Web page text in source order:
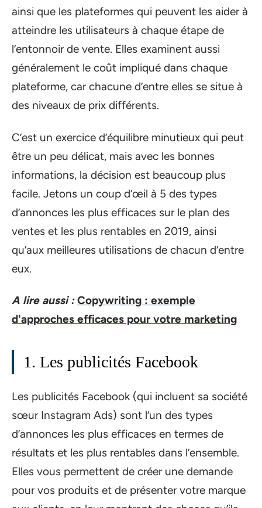
ainsi que les plateformes qui peuvent les aider à
atteindre les utilisateurs à chaque étape de
l’entonnoir de vente. Elles examinent aussi
généralement le coût impliqué dans chaque
plateforme, car chacune d’entre elles se situe à
des niveaux de prix différents.
C’est un exercice d’équilibre minutieux qui peut
être un peu délicat, mais avec les bonnes
informations, la décision est beaucoup plus
facile. Jetons un coup d’œil à 5 des types
d’annonces les plus efficaces sur le plan des
ventes et les plus rentables en 2019, ainsi
qu’aux meilleures utilisations de chacun d’entre
eux.
A lire aussi : Copywriting : exemple
d'approches efficaces pour votre marketing
1. Les publicités Facebook
Les publicités Facebook (qui incluent sa société
sœur Instagram Ads) sont l’un des types
d’annonces les plus efficaces en termes de
résultats et les plus rentables dans l’ensemble.
Elles vous permettent de créer une demande
pour vos produits et de présenter votre marque